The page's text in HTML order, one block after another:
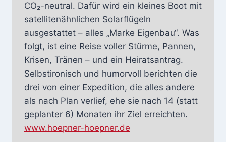
CO₂-neutral. Dafür wird ein kleines Boot mit
satellitenähnlichen Solarflügeln
ausgestattet – alles „Marke Eigenbau“. Was
folgt, ist eine Reise voller Stürme, Pannen,
Krisen, Tränen – und ein Heiratsantrag.
Selbstironisch und humorvoll berichten die
drei von einer Expedition, die alles andere
als nach Plan verlief, ehe sie nach 14 (statt
geplanter 6) Monaten ihr Ziel erreichten.
www.hoepner-hoepner.de